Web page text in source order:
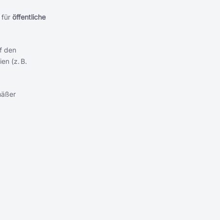
für öffentliche
den
(z. B.